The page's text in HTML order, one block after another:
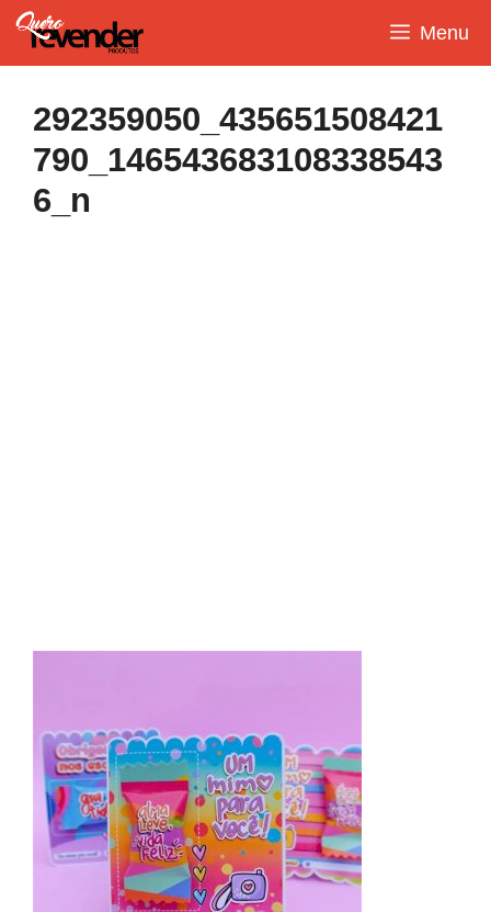
Pular
para
o
Menu
292359050_435651508421
790_146543683108338543
6_n